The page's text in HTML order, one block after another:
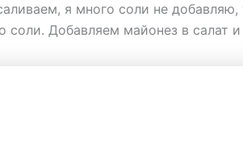
я много соли не
соли. Добавляем майонез в салат